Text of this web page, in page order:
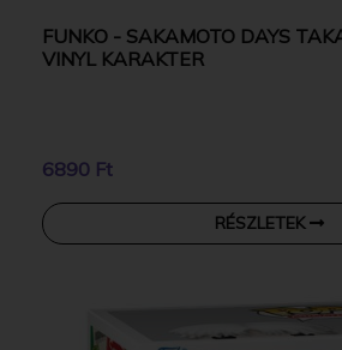
FUNKO - SAKAMOTO DAYS
VINYL KARAKTER
6890 Ft
RÉSZLETEK